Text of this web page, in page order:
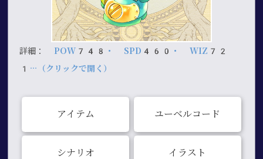
詳細： POW748・ SPD460・ WIZ72
1…（クリックで開く）
アイテム ユーベルコード
シナリオ イラスト